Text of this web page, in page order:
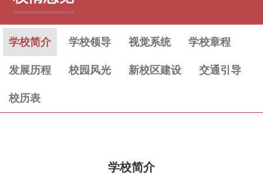
学校简介 学校领导 视觉系统 学校章程
发展历程 校园风光 新校区建设 交通引导
校历表
学校简介